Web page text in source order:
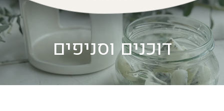
דוכנים וסניפים